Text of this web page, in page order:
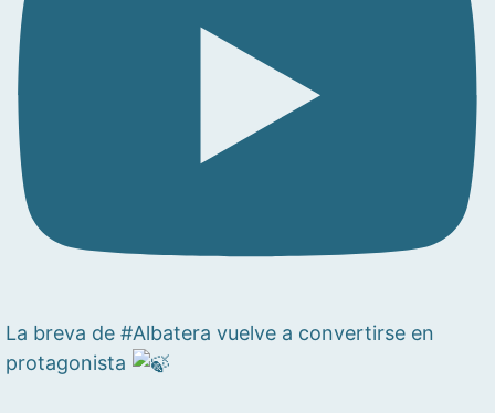
La breva de #Albatera vuelve a convertirse en
protagonista